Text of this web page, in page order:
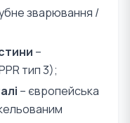
зварювання /
–
тип 3);
– європейська